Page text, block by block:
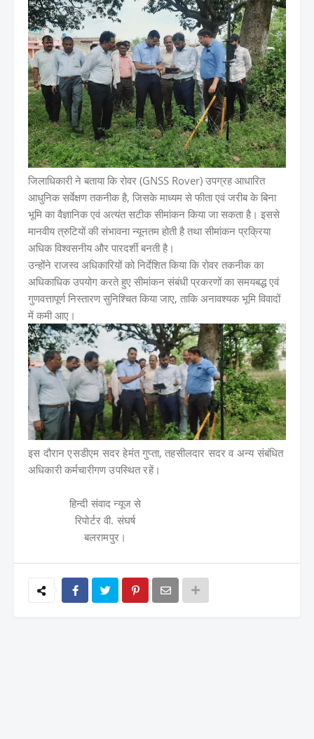
जिलाधिकारी ने बताया कि रोवर (GNSS Rover) उपग्रह आधारित
आधुनिक सर्वेक्षण तकनीक है, जिसके माध्यम से फीता एवं जरीब के बिना
भूमि का वैज्ञानिक एवं अत्यंत सटीक सीमांकन किया जा सकता है। इससे
मानवीय त्रुटियों की संभावना न्यूनतम होती है तथा सीमांकन प्रक्रिया
अधिक विश्वसनीय और पारदर्शी बनती है।
उन्होंने राजस्व अधिकारियों को निर्देशित किया कि रोवर तकनीक का
अधिकाधिक उपयोग करते हुए सीमांकन संबंधी प्रकरणों का समयबद्ध एवं
गुणवत्तापूर्ण निस्तारण सुनिश्चित किया जाए, ताकि अनावश्यक भूमि विवादों
में कमी आए।
इस दौरान एसडीएम सदर हेमंत गुप्ता, तहसीलदार सदर व अन्य संबंधित
अधिकारी कर्मचारीगण उपस्थित रहें।
हिन्दी संवाद न्यूज से
रिपोर्टर वी. संघर्ष
बलरामपुर।